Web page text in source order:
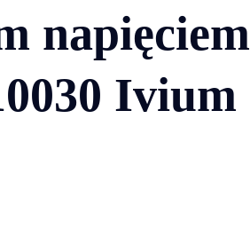
napięciem
Ivium